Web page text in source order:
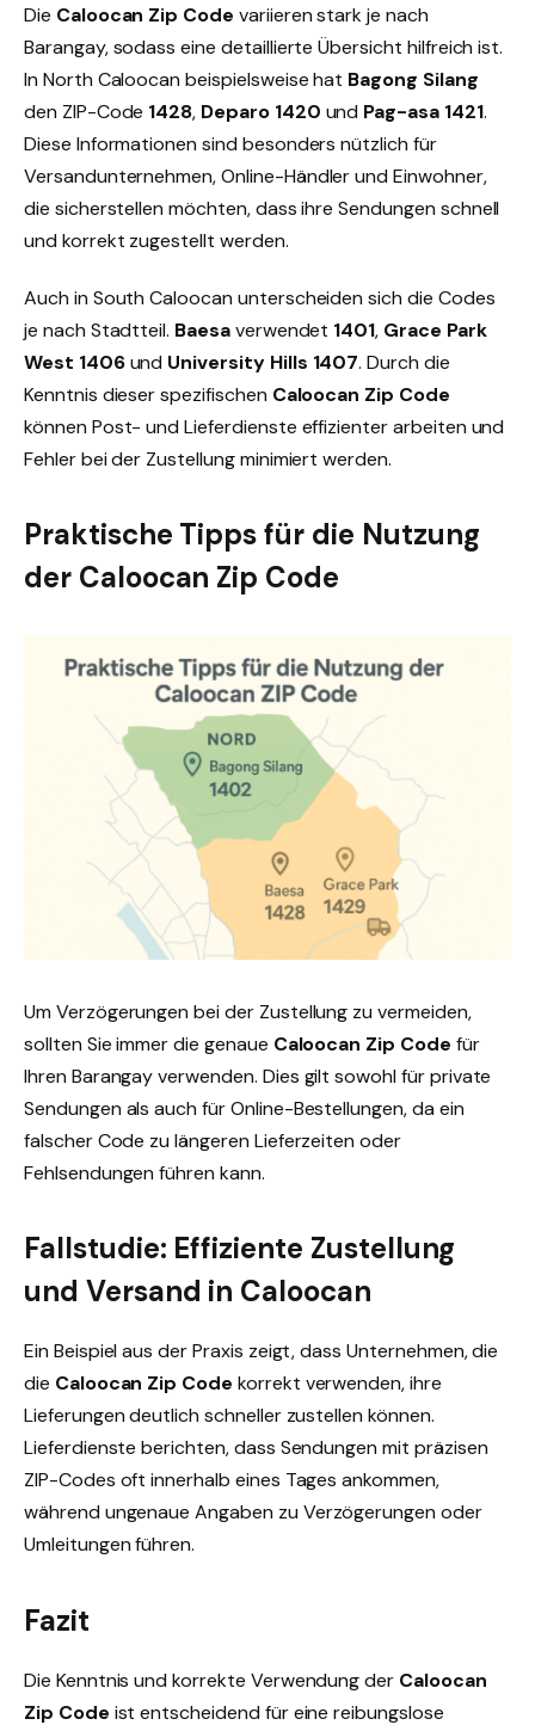
Die Caloocan Zip Code variieren stark je nach
Barangay, sodass eine detaillierte Übersicht hilfreich ist.
In North Caloocan beispielsweise hat Bagong Silang
den ZIP-Code 1428, Deparo 1420 und Pag-asa 1421.
Diese Informationen sind besonders nützlich für
Versandunternehmen, Online-Händler und Einwohner,
die sicherstellen möchten, dass ihre Sendungen schnell
und korrekt zugestellt werden.
Auch in South Caloocan unterscheiden sich die Codes
je nach Stadtteil. Baesaverwendet 1401, Grace Park
West 1406und University Hills 1407. Durch die
Kenntnis dieser spezifischen Caloocan Zip Code
können Post- und Lieferdienste effizienter arbeiten und
Fehler bei der Zustellung minimiert werden.
Praktische Tipps für die Nutzung
der Caloocan Zip Code
Um Verzögerungen bei der Zustellung zu vermeiden,
sollten Sie immer die genaue Caloocan Zip Code für
Ihren Barangay verwenden. Dies gilt sowohl für private
Sendungen als auch für Online-Bestellungen, da ein
falscher Code zu längeren Lieferzeiten oder
Fehlsendungen führen kann.
Fallstudie: Effiziente Zustellung
und Versand in Caloocan
Ein Beispiel aus der Praxis zeigt, dass Unternehmen, die
die Caloocan Zip Code korrekt verwenden, ihre
Lieferungen deutlich schneller zustellen können.
Lieferdienste berichten, dass Sendungen mit präzisen
ZIP-Codes oft innerhalb eines Tages ankommen,
während ungenaue Angaben zu Verzögerungen oder
Umleitungen führen.
Fazit
Die Kenntnis und korrekte Verwendung der Caloocan
Zip Code ist entscheidend für eine reibungslose